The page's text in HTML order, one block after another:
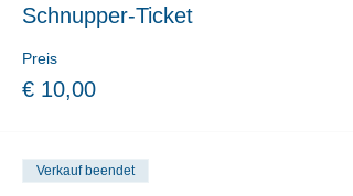
Schnupper-Ticket
Preis
€ 10,00
Verkauf beendet